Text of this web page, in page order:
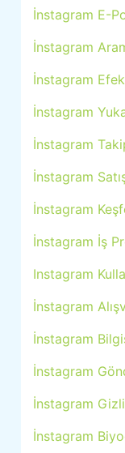
İnstagram E-
İnstagram
İnstagram
İnstagram
İnstagram
İnstagram
İnstagram
İnstagram İş
Instagram
İnstagram
İnstagram
İnstagram
İnstagram
İnstagram